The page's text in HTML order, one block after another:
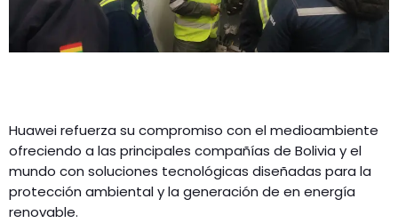
ENTRETENIMIENTO
CONTACTO
Huawei refuerza su compromiso con el medioambiente
ofreciendo a las principales compañías de Bolivia y el
mundo con soluciones tecnológicas diseñadas para la
protección ambiental y la generación de en energía
renovable.